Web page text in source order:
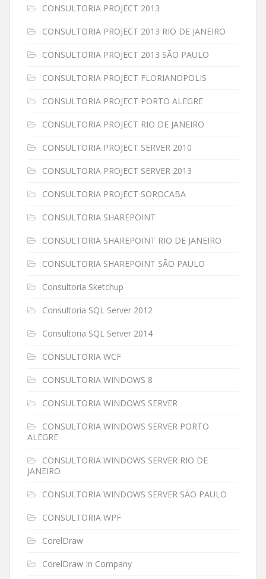
CONSULTORIA PROJECT 2013
CONSULTORIA PROJECT 2013 RIO DE JANEIRO
CONSULTORIA PROJECT 2013 SÃO PAULO
CONSULTORIA PROJECT FLORIANOPOLIS
CONSULTORIA PROJECT PORTO ALEGRE
CONSULTORIA PROJECT RIO DE JANEIRO
CONSULTORIA PROJECT SERVER 2010
CONSULTORIA PROJECT SERVER 2013
CONSULTORIA PROJECT SOROCABA
CONSULTORIA SHAREPOINT
CONSULTORIA SHAREPOINT RIO DE JANEIRO
CONSULTORIA SHAREPOINT SÃO PAULO
Consultoria Sketchup
Consultoria SQL Server 2012
Consultoria SQL Server 2014
CONSULTORIA WCF
CONSULTORIA WINDOWS 8
CONSULTORIA WINDOWS SERVER
CONSULTORIA WINDOWS SERVER PORTO
ALEGRE
CONSULTORIA WINDOWS SERVER RIO DE
JANEIRO
CONSULTORIA WINDOWS SERVER SÃO PAULO
CONSULTORIA WPF
CorelDraw
CorelDraw In Company